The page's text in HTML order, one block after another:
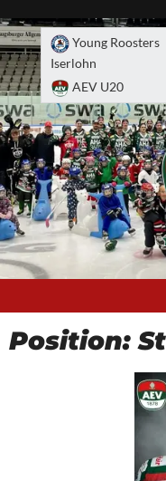
to
content
Young Roosters
Iserlohn
AEV U20
Position: